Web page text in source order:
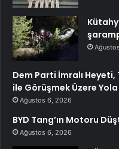
Dem Parti İmralı
ile Görüşmek Üzere Yola
Ağustos 6, 2026
BYD Tang’ın Motoru
Ağustos 6, 2026